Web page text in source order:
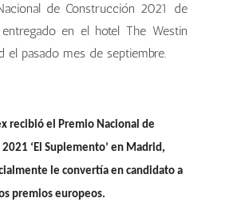
de Construcción 2021 de
entregado en el hotel The Westin
el pasado mes de septiembre.
recibió el Premio Nacional de
‘El Suplemento’ en Madrid,
le convertía en candidato a
premios europeos.